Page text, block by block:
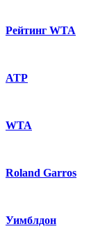
Рейтинг WTA
ATP
WTA
Roland Garros
Уимблдон